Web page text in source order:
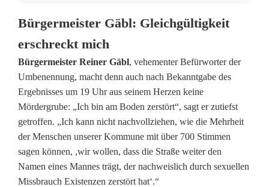
a
m
e
n
d
e
s
S
Bürgermeister Gäbl: Gleichgültigkeit
erschreckt mich
Bürgermeister Reiner Gäbl, vehementer Befürworter der
Umbenennung, macht denn auch nach Bekanntgabe des
Ergebnisses um 19 Uhr aus seinem Herzen keine
Mördergrube: „Ich bin am Boden zerstört“, sagt er zutiefst
getroffen. „Ich kann nicht nachvollziehen, wie die Mehrheit
der Menschen unserer Kommune mit über 700 Stimmen
sagen können, ,wir wollen, dass die Straße weiter den
Namen eines Mannes trägt, der nachweislich durch sexuellen
Missbrauch Existenzen zerstört hat‘.“